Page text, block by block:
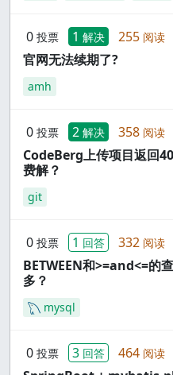
0 投票 1 解决 255 阅读
官网无法续期了?
amh
0 投票 2 解决 358 阅读
CodeBerg上传项目返回
费解？
git
0 投票 1 回答 332 阅读
BETWEEN和>=and<=的
多？
mysql
0 投票 3 回答 464 阅读